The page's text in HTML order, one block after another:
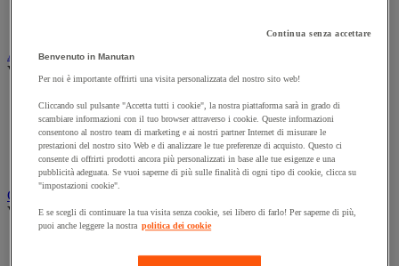
Attrezzatura per la pulizia e la manutenzione
Vedi tutte le categorie
Aste e raschietti per i vetri
Guanti per pulizie
Scopa, spazzola e manico
Secchio
Spugna, panno e spazzola
Carrello e armadio per biancheria
Vedi tutte le categorie
Cesto per biancheria e accessori
Continua senza accettare
Benvenuto in Manutan
Per noi è importante offrirti una visita personalizzata del nostro sito web!
Cliccando sul pulsante "Accetta tutti i cookie", la nostra piattaforma sarà in grado di
scambiare informazioni con il tuo browser attraverso i cookie. Queste informazioni
consentono al nostro team di marketing e ai nostri partner Internet di misurare le
prestazioni del nostro sito Web e di analizzare le tue preferenze di acquisto. Questo ci
consente di offrirti prodotti ancora più personalizzati in base alle tue esigenze e una
pubblicità adeguata. Se vuoi saperne di più sulle finalità di ogni tipo di cookie, clicca su
"impostazioni cookie".
E se scegli di continuare la tua visita senza cookie, sei libero di farlo! Per saperne di più,
puoi anche leggere la nostra politica dei cookie